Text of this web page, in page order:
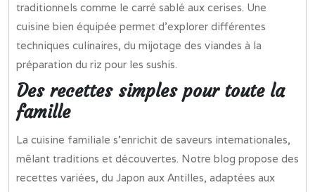
traditionnels comme le carré sablé aux cerises. Une
cuisine bien équipée permet d’explorer différentes
techniques culinaires, du mijotage des viandes à la
préparation du riz pour les sushis.
Des recettes simples pour toute la
famille
La cuisine familiale s’enrichit de saveurs internationales,
mêlant traditions et découvertes. Notre blog propose des
recettes variées, du Japon aux Antilles, adaptées aux